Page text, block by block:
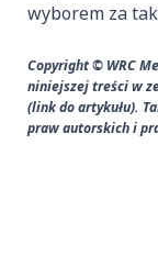
wyborem za
Copyright © WRC
niniejszej treści w
(link do artykułu).
praw autorskich i